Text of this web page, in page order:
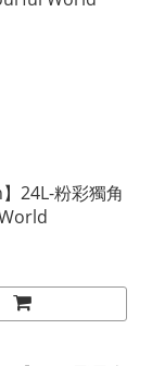
24L-粉彩獨角